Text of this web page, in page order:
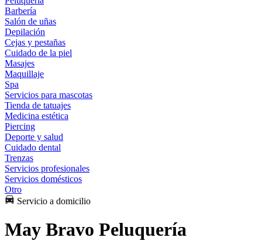
Barbería
Salón de uñas
Depilación
Cejas y pestañas
Cuidado de la piel
Masajes
Maquillaje
Spa
Servicios para mascotas
Tienda de tatuajes
Medicina estética
Piercing
Deporte y salud
Cuidado dental
Trenzas
Servicios profesionales
Servicios domésticos
Otro
Servicio a domicilio
May Bravo Peluquería